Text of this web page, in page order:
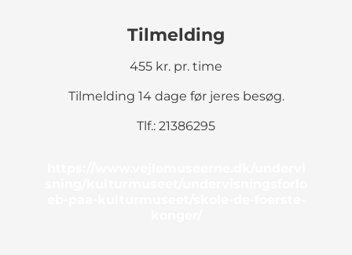
Tilmelding
455 kr. pr. time
Tilmelding 14 dage før jeres besøg.
Tlf.: 21386295